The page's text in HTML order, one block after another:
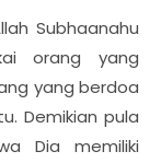
Subhaanahu
orang yang
yang berdoa
Demikian pula
Dia memiliki